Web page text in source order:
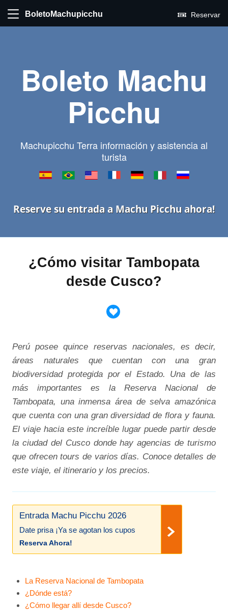
BoletoMachupicchu Reservar
Boleto Machu
Picchu
Machupicchu Terra información y asistencia al
turista
Reserve su entrada a Machu Picchu ahora!
¿Cómo visitar Tambopata
desde Cusco?
Perú posee quince reservas nacionales, es decir,
áreas naturales que cuentan con una gran
biodiversidad protegida por el Estado. Una de las
más importantes es la Reserva Nacional de
Tambopata, una inmensa área de selva amazónica
que cuenta con una gran diversidad de flora y fauna.
El viaje hacia este increíble lugar puede partir desde
la ciudad del Cusco donde hay agencias de turismo
que ofrecen tours de varios días. Conoce detalles de
este viaje, el itinerario y los precios.
Entrada Machu Picchu 2026
Date prisa ¡Ya se agotan los cupos
Reserva Ahora!
La Reserva Nacional de Tambopata
¿Dónde está?
¿Cómo llegar allí desde Cusco?